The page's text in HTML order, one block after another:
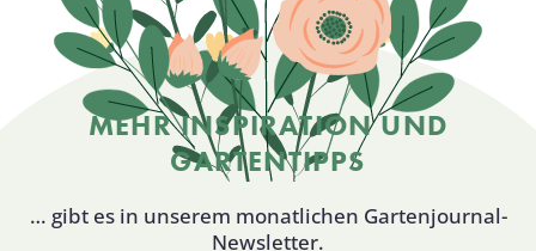
MEHR INSPIRATION UND
GARTENTIPPS
… gibt es in unserem monatlichen Gartenjournal-
Newsletter.